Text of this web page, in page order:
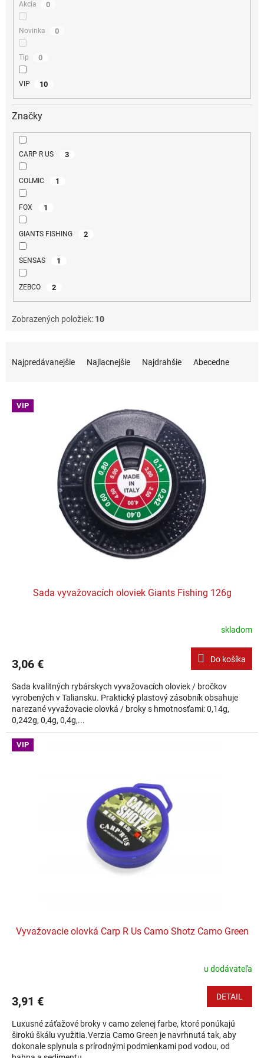
Akcia 0
Novinka 0
Tip 0
VIP 10
Značky
CARP R US 3
COLMIC 1
FOX 1
GIANTS FISHING 2
SENSAS 1
ZEBCO 2
Zobrazených položiek: 10
Najpredávanejšie Najlacnejšie Najdrahšie Abecedne
Výpis produktov
VIP
Sada vyvažovacích oloviek Giants Fishing 126g
skladom
3,06 € Do košíka
Sada kvalitných rybárskych vyvažovacích oloviek / bročkov
vyrobených v Taliansku. Praktický plastový zásobník obsahuje
narezané vyvažovacie olovká / broky s hmotnosťami: 0,14g,
0,242g, 0,4g, 0,4g,...
VIP
Vyvažovacie olovká Carp R Us Camo Shotz Camo Green
u dodávateľa
3,91 € DETAIL
Luxusné záťažové broky v camo zelenej farbe, ktoré ponúkajú
širokú škálu využitia.Verzia Camo Green je navrhnutá tak, aby
dokonale splynula s prírodnými podmienkami pod vodou, od